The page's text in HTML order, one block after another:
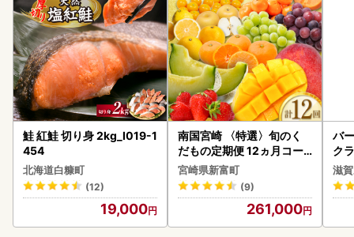
鮭 紅鮭 切り身 2kg_I019-1
454
北海道白糠町
(12)
19,000
南国宮崎 〈特選〉旬のく
だもの定期便 12ヵ月コー
ス【F84-25】
宮崎県新富町
(9)
261,000
バ
ク
ア
ン
滋